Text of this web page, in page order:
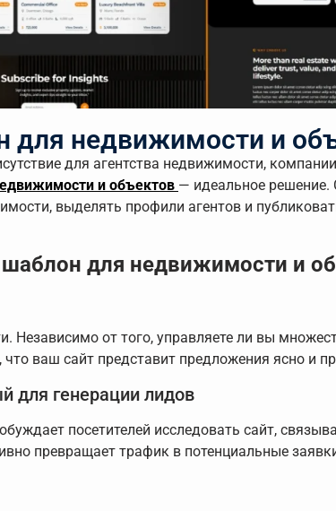
для недвижимости и
для агентства недвижимости,
и объектов — идеальное
выделять профили агентов и
шаблон для недвижимости и
Независимо от того, управляете ли вы
ваш сайт представит предложения ясно и
для генерации лидов
посетителей исследовать сайт,
превращает трафик в потенциальные